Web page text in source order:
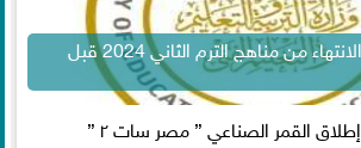
التعليم تشدد على الانتهاء من مناهج الترم الثاني 2024 قبل
إطلاق القمر الصناعي ” مصر سات ٢ ”